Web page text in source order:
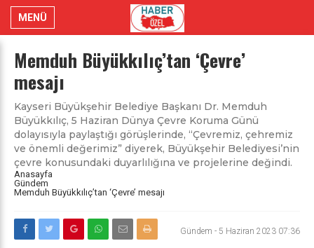
MENÜ
Memduh Büyükkılıç’tan ‘Çevre’
mesajı
Kayseri Büyükşehir Belediye Başkanı Dr. Memduh
Büyükkılıç, 5 Haziran Dünya Çevre Koruma Günü
dolayısıyla paylaştığı görüşlerinde, “Çevremiz, çehremiz
ve önemli değerimiz” diyerek, Büyükşehir Belediyesi’nin
çevre konusundaki duyarlılığına ve projelerine değindi.
Anasayfa
Gündem
Memduh Büyükkılıç’tan ‘Çevre’ mesajı
Gündem - 5 Haziran 2023 07:36